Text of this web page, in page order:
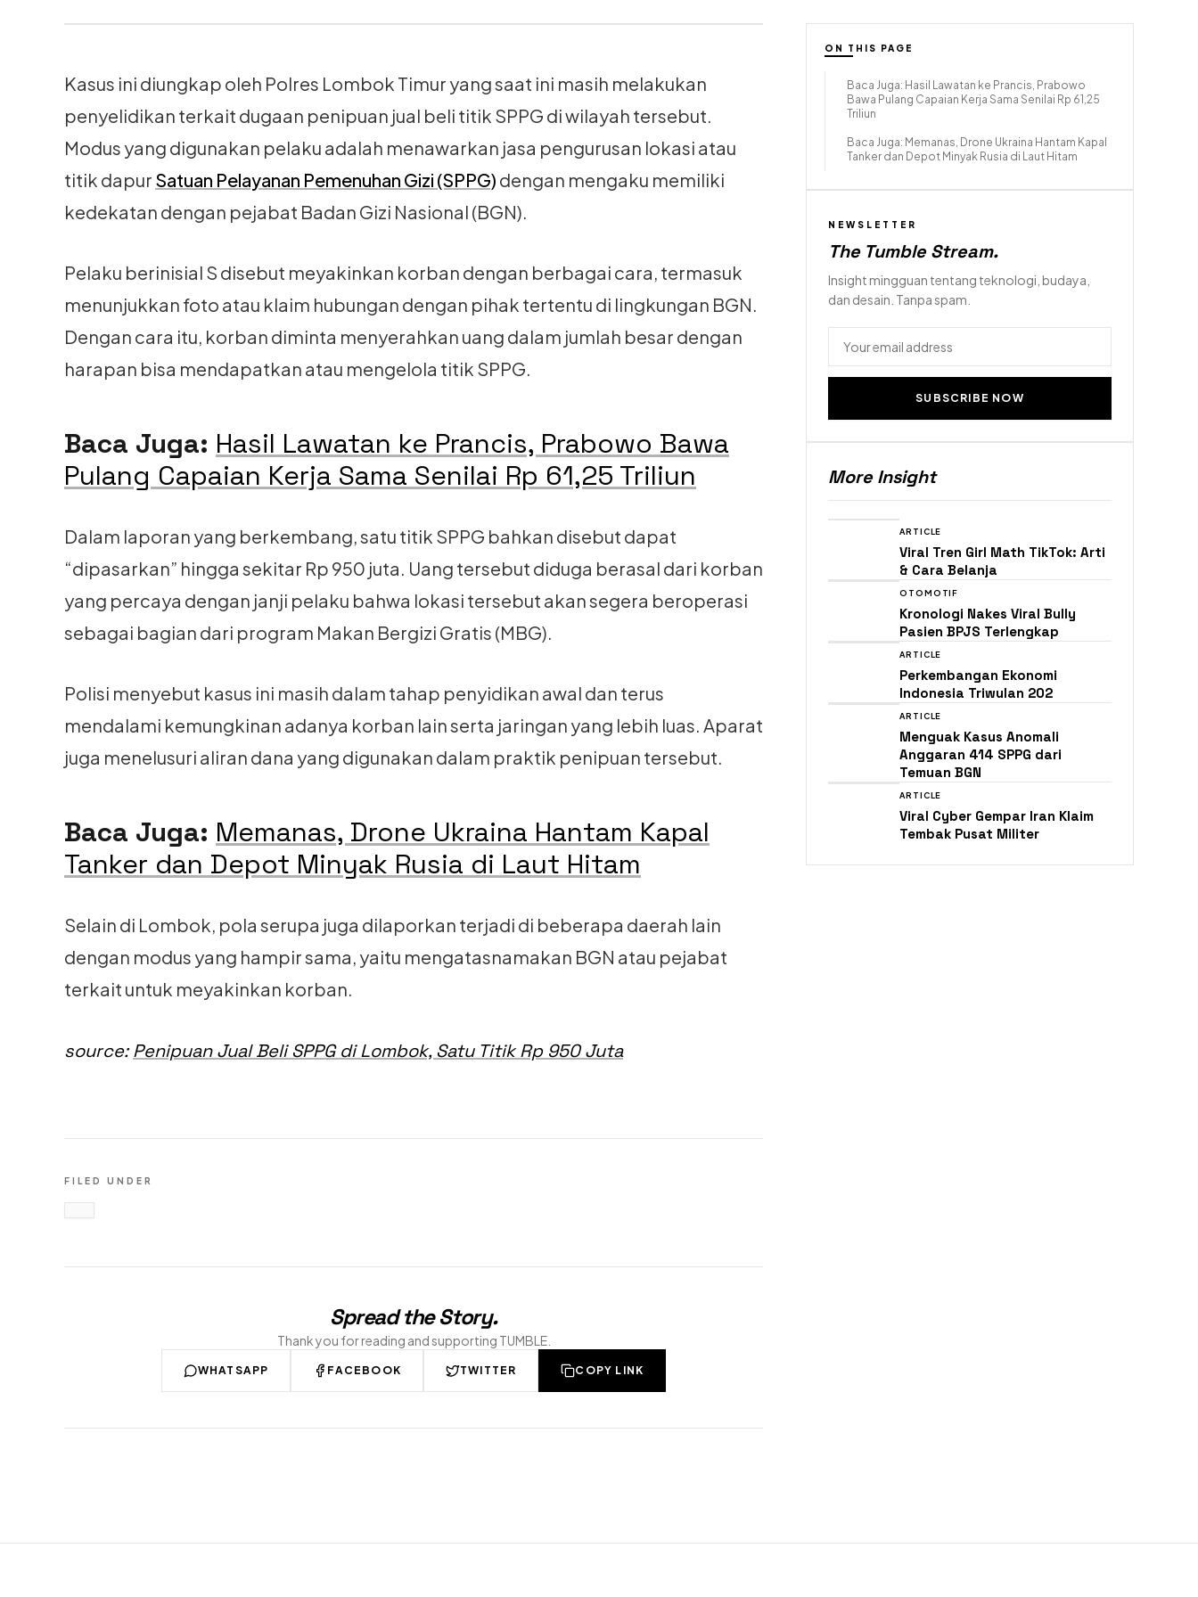
Kasus ini diungkap oleh Polres Lombok Timur yang saat ini masih melakukan
penyelidikan terkait dugaan penipuan jual beli titik SPPG di wilayah tersebut.
Modus yang digunakan pelaku adalah menawarkan jasa pengurusan lokasi atau
titik dapur Satuan Pelayanan Pemenuhan Gizi (SPPG) dengan mengaku memiliki
kedekatan dengan pejabat Badan Gizi Nasional (BGN).
Pelaku berinisial S disebut meyakinkan korban dengan berbagai cara, termasuk
menunjukkan foto atau klaim hubungan dengan pihak tertentu di lingkungan BGN.
Dengan cara itu, korban diminta menyerahkan uang dalam jumlah besar dengan
harapan bisa mendapatkan atau mengelola titik SPPG.
Baca Juga: Hasil Lawatan ke Prancis, Prabowo Bawa
Pulang Capaian Kerja Sama Senilai Rp 61,25 Triliun
Dalam laporan yang berkembang, satu titik SPPG bahkan disebut dapat
“dipasarkan” hingga sekitar Rp 950 juta. Uang tersebut diduga berasal dari korban
yang percaya dengan janji pelaku bahwa lokasi tersebut akan segera beroperasi
sebagai bagian dari program Makan Bergizi Gratis (MBG).
Polisi menyebut kasus ini masih dalam tahap penyidikan awal dan terus
mendalami kemungkinan adanya korban lain serta jaringan yang lebih luas. Aparat
juga menelusuri aliran dana yang digunakan dalam praktik penipuan tersebut.
Baca Juga: Memanas, Drone Ukraina Hantam Kapal
Tanker dan Depot Minyak Rusia di Laut Hitam
Selain di Lombok, pola serupa juga dilaporkan terjadi di beberapa daerah lain
dengan modus yang hampir sama, yaitu mengatasnamakan BGN atau pejabat
terkait untuk meyakinkan korban.
source:Penipuan Jual Beli SPPG di Lombok, Satu Titik Rp 950 Juta
FILED UNDER
Spread the Story.
Thank you for reading and supporting TUMBLE.
WHATSAPP FACEBOOK TWITTER COPY LINK
ON THIS PAGE
Baca Juga: Hasil Lawatan ke Prancis, Prabowo
Bawa Pulang Capaian Kerja Sama Senilai Rp 61,25
Triliun
Baca Juga: Memanas, Drone Ukraina Hantam Kapal
Tanker dan Depot Minyak Rusia di Laut Hitam
NEWSLETTER
The Tumble Stream.
Insight mingguan tentang teknologi, budaya,
dan desain. Tanpa spam.
SUBSCRIBE NOW
More Insight
ARTICLE
Viral Tren Girl Math TikTok: Arti
& Cara Belanja
OTOMOTIF
Kronologi Nakes Viral Bully
Pasien BPJS Terlengkap
ARTICLE
Perkembangan Ekonomi
Indonesia Triwulan 202
ARTICLE
Menguak Kasus Anomali
Anggaran 414 SPPG dari
Temuan BGN
ARTICLE
Viral Cyber Gempar Iran Klaim
Tembak Pusat Militer